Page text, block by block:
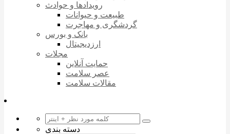
رویدادها و حوادث
طبیعت و حیوانات
گردشگری و مهاجرت
بانک و بورس
ارزدیجیتال
مجلات
حمایت آنلاین
عصر سلامت
مقالات سلامت
دسته بندی